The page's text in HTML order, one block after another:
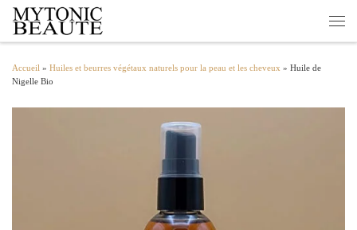
Passer au contenu
Accueil » Huiles et beurres végétaux naturels pour la peau et les cheveux » Huile de
Nigelle Bio